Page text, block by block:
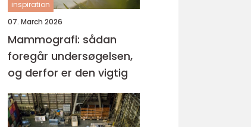
inspiration
07. March 2026
Mammografi: sådan
foregår undersøgelsen,
og derfor er den vigtig